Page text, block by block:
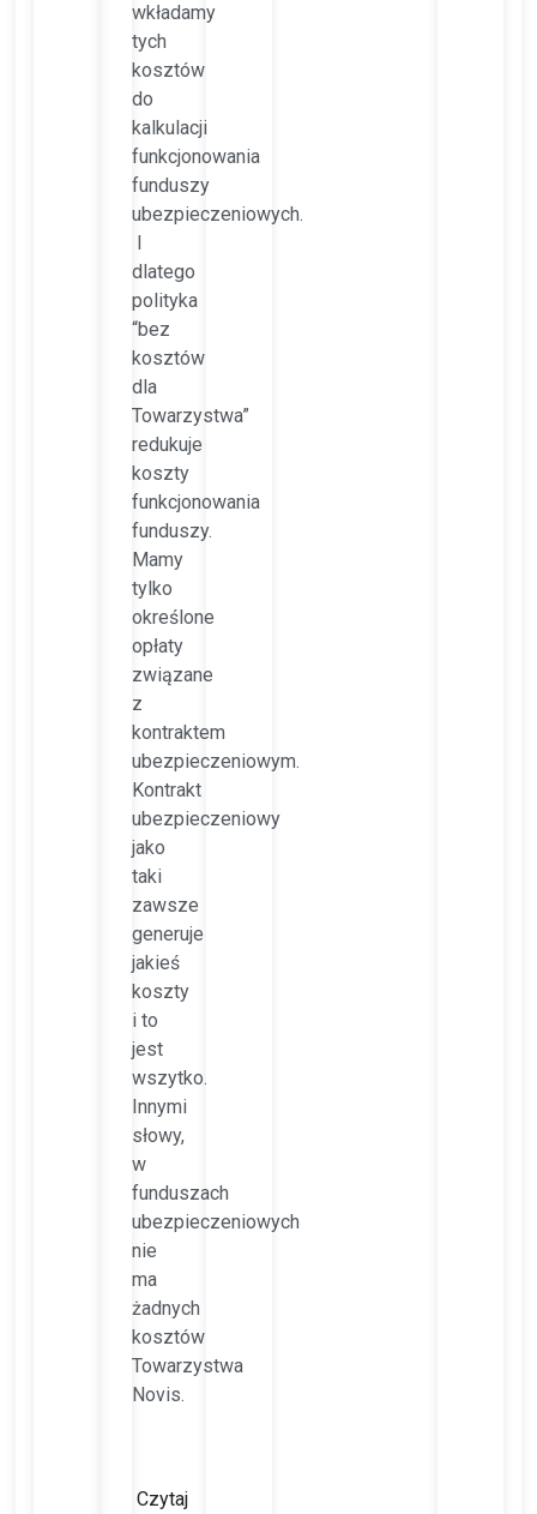
wkładamy
tych
kosztów
do
kalkulacji
funkcjonowania
funduszy
ubezpieczeniowych.
dlatego
polityka
“bez
kosztów
dla
Towarzystwa”
redukuje
koszty
funkcjonowania
funduszy.
Mamy
tylko
określone
opłaty
związane
z
kontraktem
ubezpieczeniowym.
Kontrakt
ubezpieczeniowy
jako
taki
zawsze
generuje
jakieś
koszty
i to
jest
wszytko.
Innymi
słowy,
w
funduszach
ubezpieczeniowych
nie
ma
żadnych
kosztów
Towarzystwa
Novis.
Czytaj